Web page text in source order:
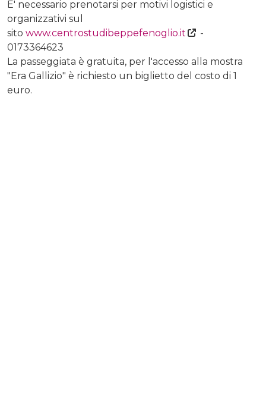
E' necessario prenotarsi per motivi logistici e
organizzativi sul
sito www.centrostudibeppefenoglio.it
-
0173364623
La passeggiata è gratuita, per l'accesso alla mostra
"Era Gallizio" è richiesto un biglietto del costo di 1
euro.